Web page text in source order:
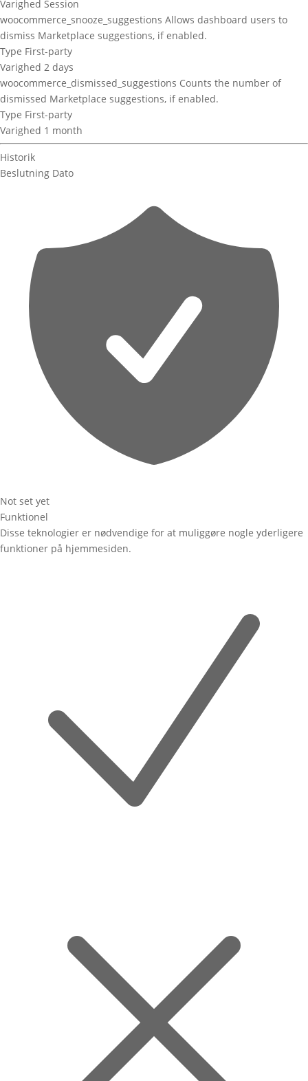
Varighed Session
woocommerce_snooze_suggestions Allows dashboard users to
dismiss Marketplace suggestions, if enabled.
Type First-party
Varighed 2 days
woocommerce_dismissed_suggestions Counts the number of
dismissed Marketplace suggestions, if enabled.
Type First-party
Varighed 1 month
Historik
Beslutning Dato
Not set yet
Funktionel
Disse teknologier er nødvendige for at muliggøre nogle yderligere
funktioner på hjemmesiden.